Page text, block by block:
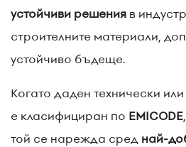
устойчиви решения в
строителните материали,
устойчиво бъдеще.
Когато даден технически
е класифициран по EMICODE
той се нарежда сред най-